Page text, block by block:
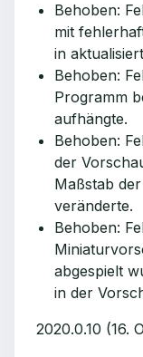
Behoben:
mit
in
Behoben:
Programm
aufhängte.
Behoben:
der
Maßstab
veränderte.
Behoben:
abgespielt
in der
2020.0.10 (16.